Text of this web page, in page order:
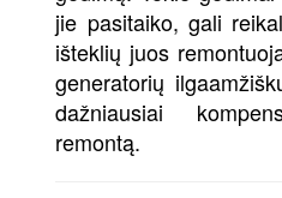
jie pasitaiko, gali
išteklių juos
generatorių
dažniausiai
remontą.